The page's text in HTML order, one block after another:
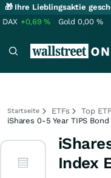
🎁 Ihre Lieblingsaktie
DAX +0,69% Gold 0,00 %
Startseite ETFs
Top
iShares 0-5 Year TIPS
Index